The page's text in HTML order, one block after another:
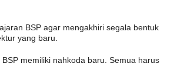
BSP agar mengakhiri segala bentuk
yang baru.
memiliki nahkoda baru. Semua harus